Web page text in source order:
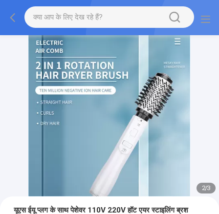
2/3
यूएस ईयू प्लग के साथ पेशेवर 110V 220V हॉट एयर स्टाइलिंग ब्रश